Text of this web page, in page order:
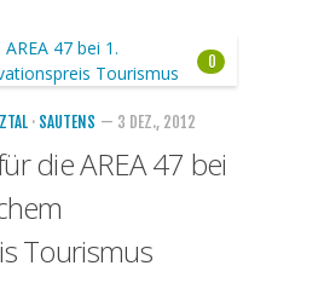
0
· SAUTENS — 3 DEZ., 2012
die AREA 47 bei
Tourismus